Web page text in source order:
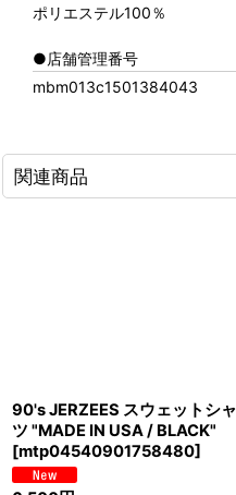
ポリエステル100％
●店舗管理番号
mbm013c1501384043
関連商品
90's JERZEES スウェットシャ
ツ "MADE IN USA / BLACK"
[mtp04540901758480]